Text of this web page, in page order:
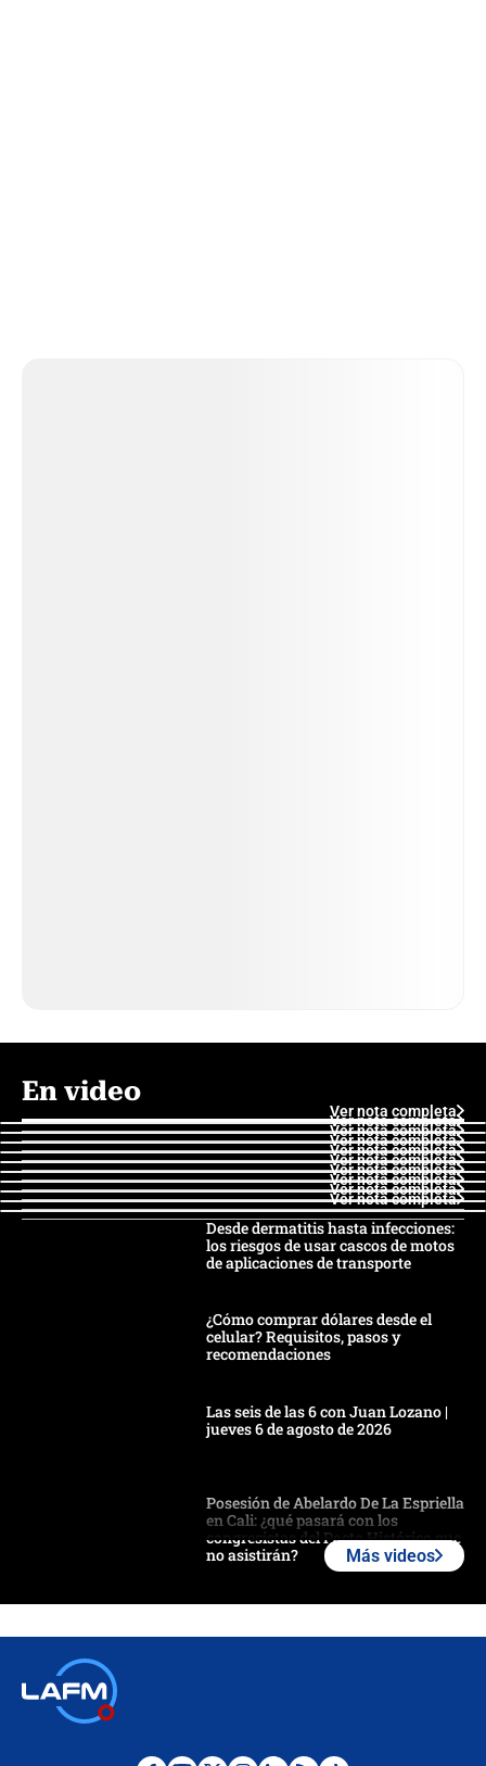
En video
Ver nota completa
Ver nota completa
Ver nota completa
Ver nota completa
Ver nota completa
Ver nota completa
Ver nota completa
Ver nota completa
Ver nota completa
Ver nota completa
Desde dermatitis hasta infecciones:
los riesgos de usar cascos de motos
de aplicaciones de transporte
¿Cómo comprar dólares desde el
celular? Requisitos, pasos y
recomendaciones
Las seis de las 6 con Juan Lozano |
jueves 6 de agosto de 2026
Posesión de Abelardo De La Espriella
en Cali: ¿qué pasará con los
congresistas del Pacto Histórico que
no asistirán?
Más videos